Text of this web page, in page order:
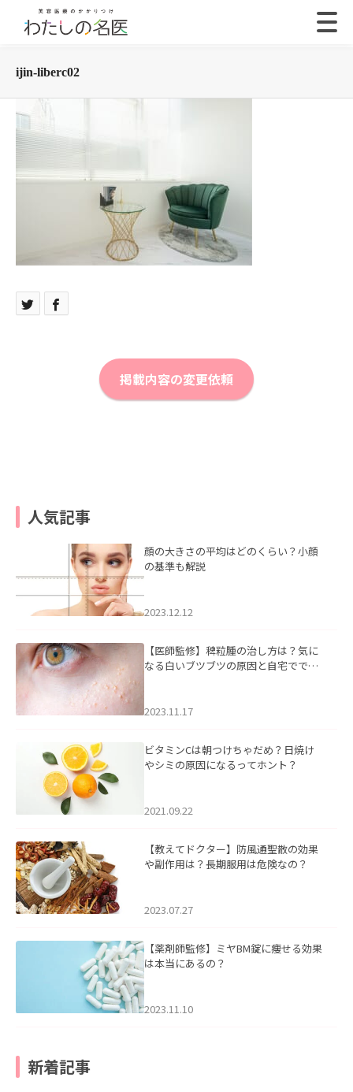
ijin-liberc02
掲載内容の変更依頼
人気記事
顔の大きさの平均はどのくらい？小顔
の基準も解説
2023.12.12
【医師監修】稗粒腫の治し方は？気に
なる白いブツブツの原因と自宅ででき
2023.11.17
ビタミンCは朝つけちゃだめ？日焼け
やシミの原因になるってホント？
2021.09.22
【教えてドクター】防風通聖散の効果
や副作用は？長期服用は危険なの？
2023.07.27
【薬剤師監修】ミヤBM錠に痩せる効果
は本当にあるの？
2023.11.10
新着記事